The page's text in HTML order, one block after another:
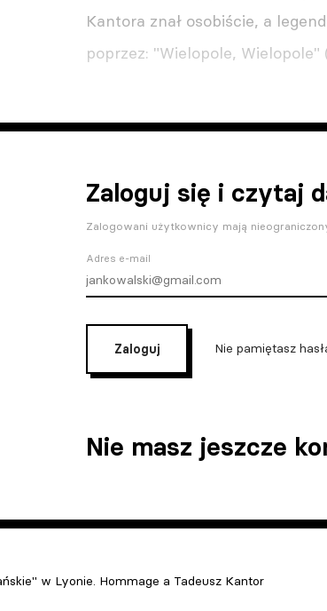
Kantora znał osobiście, a
poprzez: "Wielopole, Wielopole"
Zaloguj się i czytaj
Zalogowani użytkownicy mają
Adres e-mail
Zaloguj Nie pamiętasz
Nie masz jeszcze
w Lyonie. Hommage a Tadeusz Kantor